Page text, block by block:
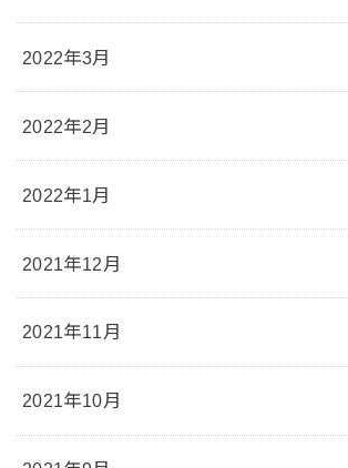
2022年3月
2022年2月
2022年1月
2021年12月
2021年11月
2021年10月